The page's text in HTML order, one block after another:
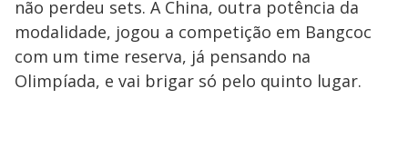
não perdeu sets. A China, outra potência da
modalidade, jogou a competição em Bangcoc
com um time reserva, já pensando na
Olimpíada, e vai brigar só pelo quinto lugar.